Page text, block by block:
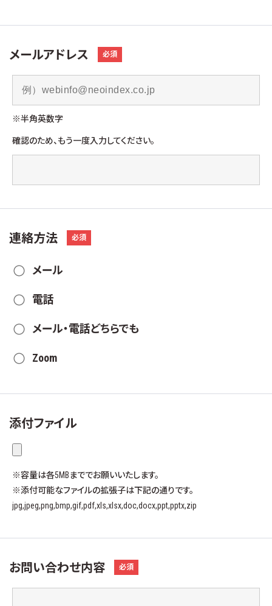
メールアドレス 必須
※半角英数字
確認のため、もう一度入力してください。
連絡方法 必須
メール
電話
メール・電話どちらでも
Zoom
添付ファイル
※容量は各5MBまででお願いいたします。
※添付可能なファイルの拡張子は下記の通りです。
jpg,jpeg,png,bmp,gif,pdf,xls,xlsx,doc,docx,ppt,pptx,zip
お問い合わせ内容 必須